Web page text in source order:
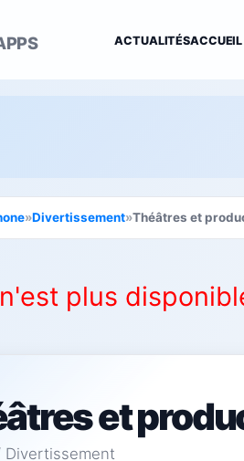
ACTUALITÉSACCUEIL
»Divertissement»Théâtres et
plus
et
Divertissement